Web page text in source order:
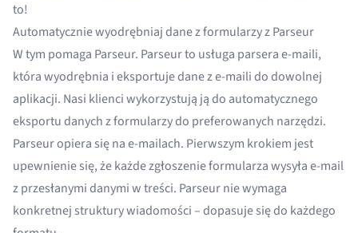
to!
Automatycznie wyodrębniaj dane z formularzy z Parseur
W tym pomaga Parseur. Parseur to usługa parsera e-maili,
która wyodrębnia i eksportuje dane z e-maili do dowolnej
aplikacji. Nasi klienci wykorzystują ją do automatycznego
eksportu danych z formularzy do preferowanych narzędzi.
Parseur opiera się na e-mailach. Pierwszym krokiem jest
upewnienie się, że każde zgłoszenie formularza wysyła e-mail
z przesłanymi danymi w treści. Parseur nie wymaga
konkretnej struktury wiadomości – dopasuje się do każdego